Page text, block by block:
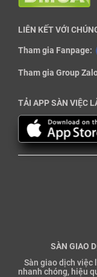
LIÊN KẾT VỚI
Tham gia Fanpage:
Tham gia Group
TẢI APP SÀN VIỆC
SÀN GIAO
Sàn giao dịch việc
nhanh chóng, hiệu